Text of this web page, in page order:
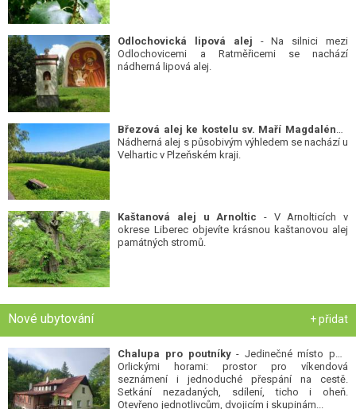
Odlochovická lipová alej - Na silnici mezi
Odlochovicemi a Ratměřicemi se nachází
nádherná lipová alej.
Nádherná alej s působivým výhledem se nachází u
Velhartic v Plzeňském kraji.
Kaštanová alej u Arnoltic - V Arnolticích v
okrese Liberec objevíte krásnou kaštanovou alej
památných stromů.
Nové ubytování + přidat
Chalupa pro poutníky- Jedinečné místo pod
Orlickými horami: prostor pro víkendová
seznámení i jednoduché přespání na cestě.
Setkání nezadaných, sdílení, ticho i oheň.
Otevřeno jednotlivcům, dvojicím i skupinám...